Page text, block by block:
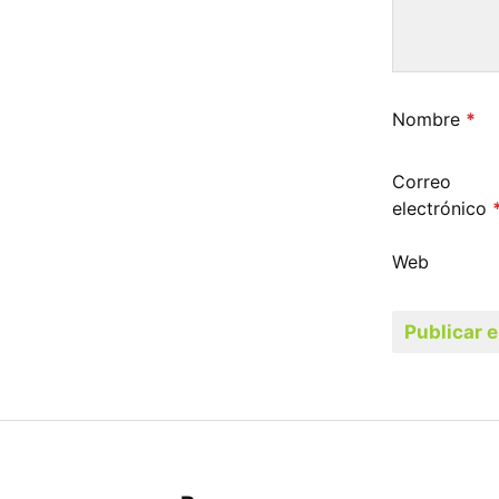
Nombre *
Correo
electrónico
Web